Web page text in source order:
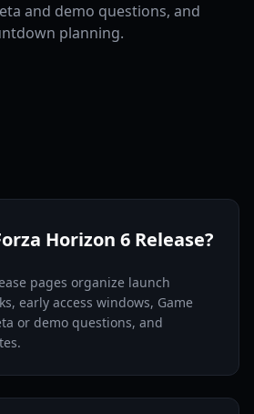
and demo questions, and
planning.
Horizon 6 Release?
pages organize launch
early access windows, Game
or demo questions, and